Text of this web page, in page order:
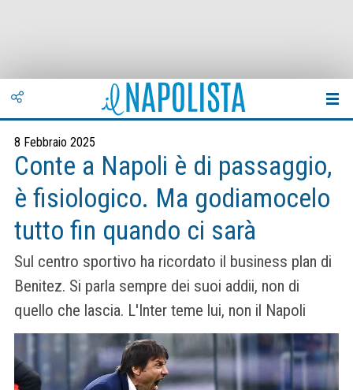
8 Febbraio 2025
Conte a Napoli è di passaggio,
è fisiologico. Ma godiamocelo
tutto fin quando ci sarà
Sul centro sportivo ha ricordato il business plan di
Benitez. Si parla sempre dei suoi addii, non di
quello che lascia. L'Inter teme lui, non il Napoli